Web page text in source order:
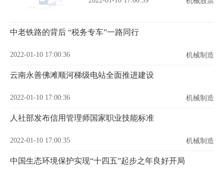
中老铁路的背后 “税务专车”一路同行
2022-01-10 17:00:36 机械制造
云南永善佛滩顺河梯级电站全面推进建设
2022-01-10 17:00:36 机械制造
人社部发布信用管理师国家职业技能标准
2022-01-10 17:00:35 机械制造
中国生态环境保护实现“十四五”起步之年良好开局